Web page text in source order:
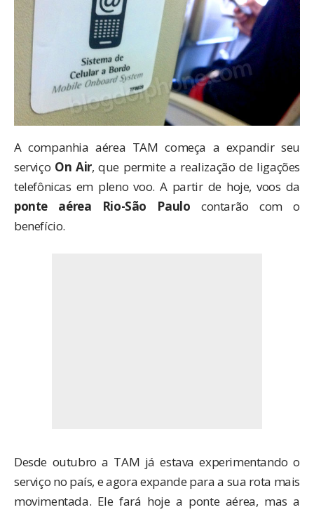
A companhia aérea TAM começa a expandir seu
serviço On Air, que permite a realização de ligações
telefônicas em pleno voo. A partir de hoje, voos da
ponte aérea Rio-São Paulo contarão com o
benefício.
Desde outubro a TAM já estava experimentando o
serviço no país, e agora expande para a sua rota mais
movimentada. Ele fará hoje a ponte aérea, mas a